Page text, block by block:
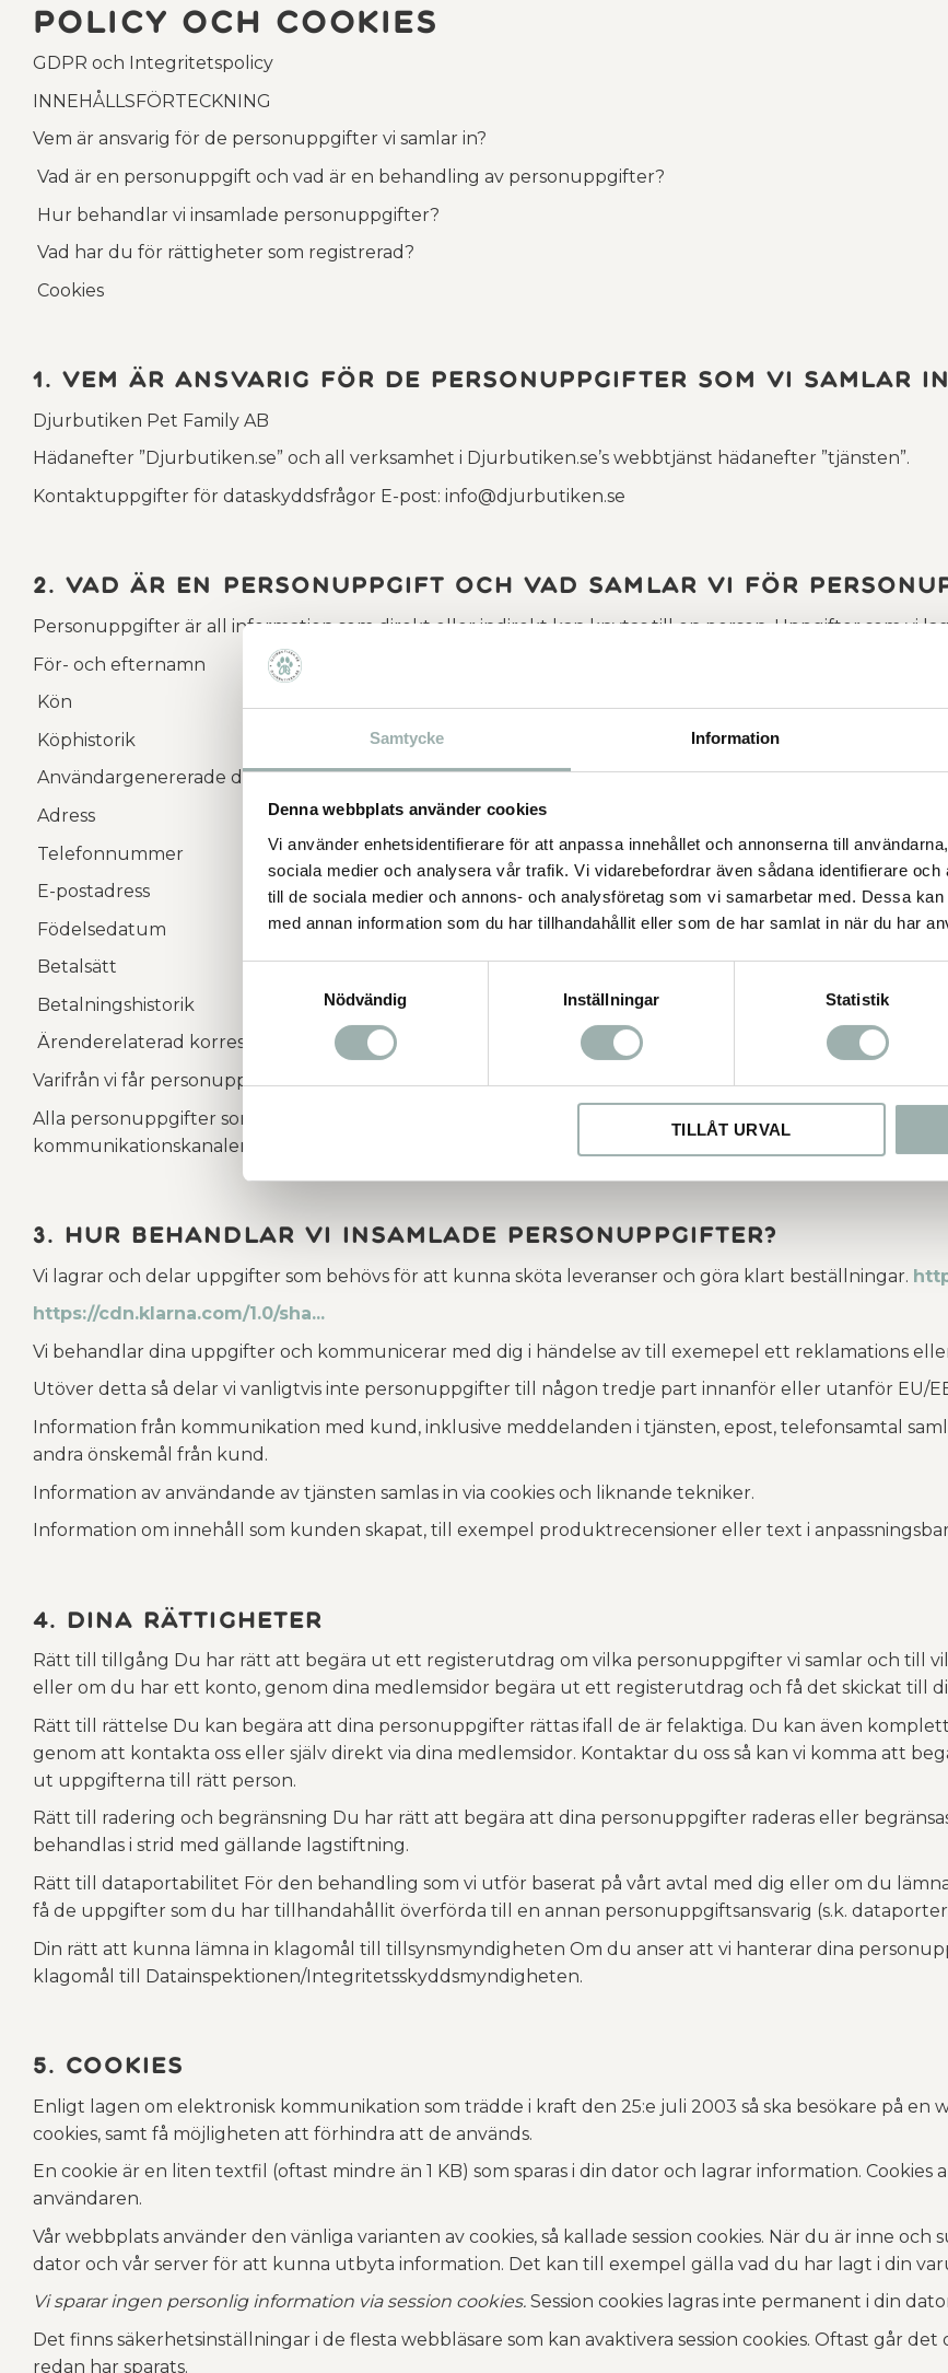
Samtycke Information
Denna webbplats använder cookies
Vi använder enhetsidentifierare för att anpassa innehållet och annonserna till
sociala medier och analysera vår trafik. Vi vidarebefordrar även sådana identifierare och
till de sociala medier och annons- och analysföretag som vi samarbetar med. Dessa
med annan information som du har tillhandahållit eller som de har samlat in när du har
Nödvändig
Inställningar Statistik
TILLÅT URVAL
Policy och cookies
GDPR och Integritetspolicy
INNEHÅLLSFÖRTECKNING
Vem är ansvarig för de personuppgifter vi samlar in?
Vad är en personuppgift och vad är en behandling av personuppgifter?
Hur behandlar vi insamlade personuppgifter?
Vad har du för rättigheter som registrerad?
Cookies
1. Vem är ansvarig för de personuppgifter som vi samlar
Djurbutiken Pet Family AB
Hädanefter ”Djurbutiken.se” och all verksamhet i Djurbutiken.se’s webbtjänst hädanefter ”tjänsten”.
Kontaktuppgifter för dataskyddsfrågor E-post: info@djurbutiken.se
2. Vad är en personuppgift och vad samlar vi för
Personuppgifter är all information som direkt eller indirekt kan knytas till en person. Uppgifter som vi
För- och efternamn
Kön
Köphistorik
Användargenererade data, (t.ex. anpassningsbara produkter, recensioner)
Adress
Telefonnummer
E-postadress
Födelsedatum
Betalsätt
Betalningshistorik
Ärenderelaterad korrespondens (t.ex. personuppgifter som du lämnar vid kontakt med vår kundtjänst)
Varifrån vi får personuppgifter
Alla personuppgifter som Djurbutiken.se lagrar kommer från kunden själv. När kunder registrerar sig
kommunikationskanaler. När kunden registrerar ett konto eller utför ett köp.
3. Hur behandlar vi insamlade personuppgifter?
Vi lagrar och delar uppgifter som behövs för att kunna sköta leveranser och göra klart beställningar.
https://cdn.klarna.com/1.0/sha...
Vi behandlar dina uppgifter och kommunicerar med dig i händelse av till exemepel ett reklamations
Utöver detta så delar vi vanligtvis inte personuppgifter till någon tredje part innanför eller utanför EU/
Information från kommunikation med kund, inklusive meddelanden i tjänsten, epost, telefonsamtal
andra önskemål från kund.
Information av användande av tjänsten samlas in via cookies och liknande tekniker.
Information om innehåll som kunden skapat, till exempel produktrecensioner eller text i
4. Dina rättigheter
Rätt till tillgång Du har rätt att begära ut ett registerutdrag om vilka personuppgifter vi samlar och till
eller om du har ett konto, genom dina medlemsidor begära ut ett registerutdrag och få det skickat till
Rätt till rättelse Du kan begära att dina personuppgifter rättas ifall de är felaktiga. Du kan även
genom att kontakta oss eller själv direkt via dina medlemsidor. Kontaktar du oss så kan vi komma att
ut uppgifterna till rätt person.
Rätt till radering och begränsning Du har rätt att begära att dina personuppgifter raderas eller
behandlas i strid med gällande lagstiftning.
Rätt till dataportabilitet För den behandling som vi utför baserat på vårt avtal med dig eller om du
få de uppgifter som du har tillhandahållit överförda till en annan personuppgiftsansvarig (s.k.
Din rätt att kunna lämna in klagomål till tillsynsmyndigheten Om du anser att vi hanterar dina
klagomål till Datainspektionen/Integritetsskyddsmyndigheten.
5. Cookies
Enligt lagen om elektronisk kommunikation som trädde i kraft den 25:e juli 2003 så ska besökare på en
cookies, samt få möjligheten att förhindra att de används.
En cookie är en liten textfil (oftast mindre än 1 KB) som sparas i din dator och lagrar information.
användaren.
Vår webbplats använder den vänliga varianten av cookies, så kallade session cookies. När du är inne och
dator och vår server för att kunna utbyta information. Det kan till exempel gälla vad du har lagt i din
Vi sparar ingen personlig information via session cookies. Session cookies lagras inte permanent i din
Det finns säkerhetsinställningar i de flesta webbläsare som kan avaktivera session cookies. Oftast går
redan har sparats.